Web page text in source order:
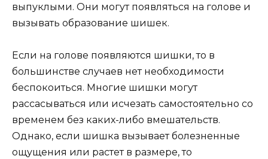
выпуклыми. Они могут появляться на голове и
вызывать образование шишек.
Если на голове появляются шишки, то в
большинстве случаев нет необходимости
беспокоиться. Многие шишки могут
рассасываться или исчезать самостоятельно со
временем без каких-либо вмешательств.
Однако, если шишка вызывает болезненные
ощущения или растет в размере, то